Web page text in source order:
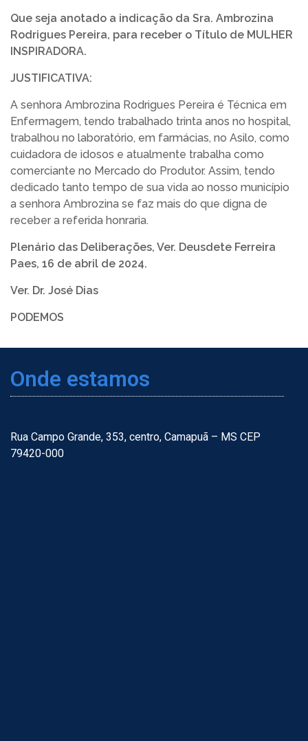
Que seja anotado a indicação da Sra. Ambrozina
Rodrigues Pereira, para receber o Título de MULHER
INSPIRADORA.
JUSTIFICATIVA:
A senhora Ambrozina Rodrigues Pereira é Técnica em
Enfermagem, tendo trabalhado trinta anos no hospital,
trabalhou no laboratório, em farmácias, no Asilo, como
cuidadora de idosos e atualmente trabalha como
comerciante no Mercado do Produtor. Assim, tendo
dedicado tanto tempo de sua vida ao nosso município
a senhora Ambrozina se faz mais do que digna de
receber a referida honraria.
Plenário das Deliberações, Ver. Deusdete Ferreira
Paes, 16 de abril de 2024.
Ver. Dr. José Dias
PODEMOS
Onde estamos
Rua Campo Grande, 353, centro, Camapuã – MS CEP
79420-000